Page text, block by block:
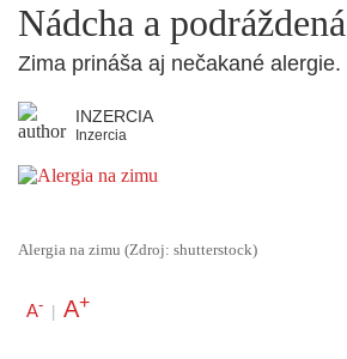
Nádcha a
Zima prináša aj nečakané alergie.
INZERCIA
Inzercia
Alergia na zimu (Zdroj: shutterstock)
A- | A+